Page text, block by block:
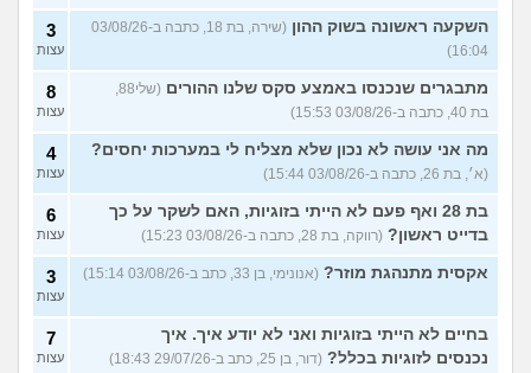
השקעה ראשונה בשוק ההון
(שירה, בת 18, כתבה ב-03/08/26
16:04)
3
עצות
מתבגרים שנכנסו באמצע סקס שלנו ההורים
(שלי88,
בת 40, כתבה ב-03/08/26 15:53)
8
עצות
מה אני עושה לא נכון שלא מצליח לי במערכות יחסים?
(א׳, בת 26, כתבה ב-03/08/26 15:44)
4
עצות
בת 28 ואף פעם לא הייתי בזוגיות, האם לשקר על כך
בדייט ראשון? (רווקה, בת 28, כתבה ב-03/08/26 15:23)
6
עצות
אקסית מתנהגת מוזר? (אנונימי, בן 33, כתב ב-03/08/26 15:14) 3
עצות
בחיים לא הייתי בזוגיות ואני לא יודע איך. איך
נכנסים לזוגיות בכלל? (דור, בן 25, כתב ב-29/07/26 18:43)
7
עצות